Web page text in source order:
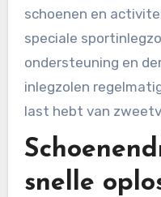
schoenen en
speciale
ondersteuning en
inlegzolen
last hebt van
snelle